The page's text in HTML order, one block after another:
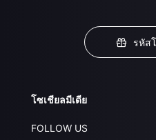
รหัส
โซเชียลมีเดีย
FOLLOW US